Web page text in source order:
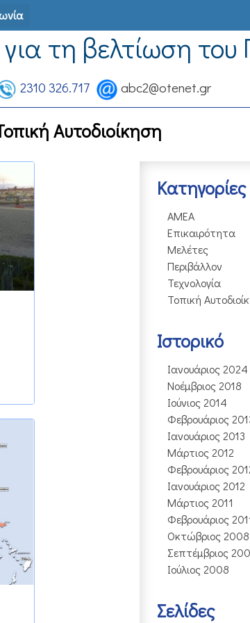
για τη βελτίωση
2310 326.717 abc2@otenet.gr
Αυτοδιοίκηση
Kατηγορίες
ΑΜΕΑ
Επικαιρότητα
Μελέτες
Περιβάλλον
Τεχνολογία
Τοπική
Ιστορικό
Ιανουάριος 2024
Νοέμβριος 2018
Ιούνιος 2014
Φεβρουάριος
Ιανουάριος 2013
Μάρτιος 2012
Φεβρουάριος
Ιανουάριος 2012
Μάρτιος 2011
Φεβρουάριος
Οκτώβριος 2008
Σεπτέμβριος
Ιούλιος 2008
Σελίδες